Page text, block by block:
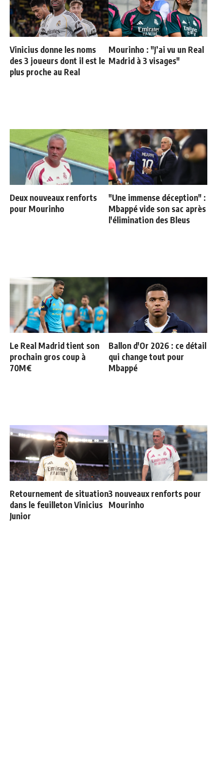
Vinicius donne les noms
des 3 joueurs dont il est le
plus proche au Real
Mourinho : "J’ai vu un Real
Madrid à 3 visages"
Deux nouveaux renforts
pour Mourinho
"Une immense déception" :
Mbappé vide son sac après
l'élimination des Bleus
Le Real Madrid tient son
prochain gros coup à
70M€
Ballon d'Or 2026 : ce détail
qui change tout pour
Mbappé
Retournement de situation
dans le feuilleton Vinicius
Junior
3 nouveaux renforts pour
Mourinho